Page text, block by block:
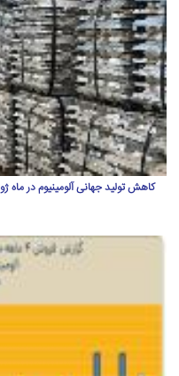
کاهش تولید جهانی آلومینیوم در ماه ژوئن